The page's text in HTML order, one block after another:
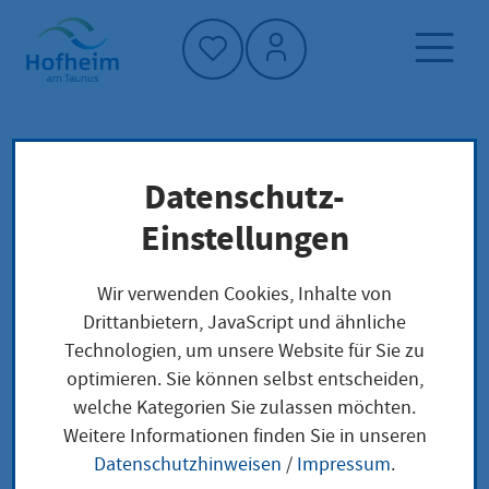
Startseite"
Neuigkeiten und Ausschreibungen
Kapellenberg: Neue Hinweistafeln zu
Fledermausarten
Kapellenberg: Neue
Datenschutz-
Einstellungen
Wir verwenden Cookies, Inhalte von
Drittanbietern, JavaScript und ähnliche
Technologien, um unsere Website für Sie zu
optimieren. Sie können selbst entscheiden,
welche Kategorien Sie zulassen möchten.
Weitere Informationen finden Sie in unseren
Datenschutzhinweisen / Impressum.